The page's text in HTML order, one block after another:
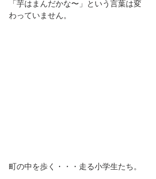
「芋はまんだかな〜」という言葉は変
わっていません。
町の中を歩く・・・走る小学生たち。